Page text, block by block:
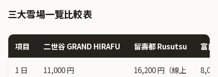
三大雪場一覽比較表
項目 二世谷 GRAND HIRAFU 留壽都 Rusutsu 富良
1 日
11,000 円
16,200 円（線上